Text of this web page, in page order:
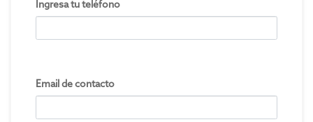
Ingresa tu teléfono
Email de contacto